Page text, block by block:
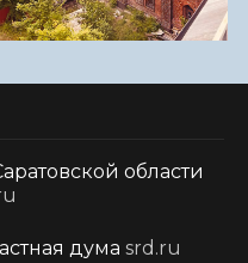
области
дума srd.ru